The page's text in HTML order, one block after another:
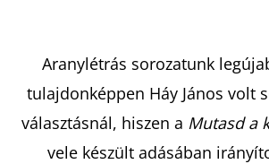
Aranylétrás sorozatunk
tulajdonképpen Háy János volt
választásnál, hiszen a Mutasd a
vele készült adásában
KERESÉS